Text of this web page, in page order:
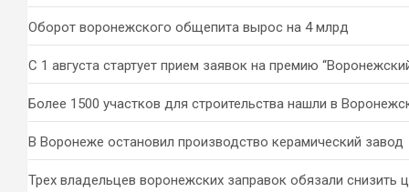
Оборот воронежского общепита вырос на 4 млрд
С 1 августа стартует прием заявок на премию
Более 1500 участков для строительства нашли в
В Воронеже остановил производство керамический завод
Трех владельцев воронежских заправок обязали снизить